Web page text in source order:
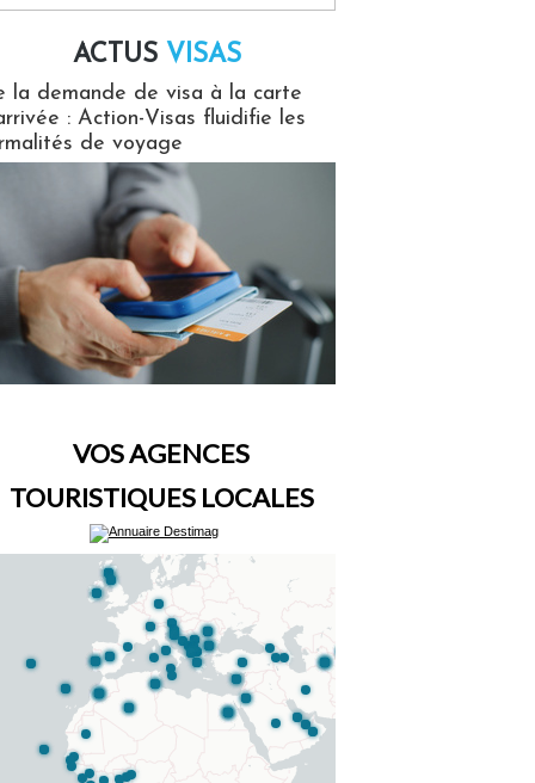
ACTUS VISAS
la demande de visa à la carte
: Action-Visas fluidifie les
de voyage
VOS AGENCES
TOURISTIQUES LOCALES